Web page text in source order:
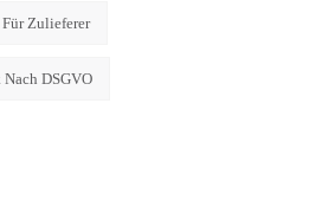
Zulieferer
DSGVO